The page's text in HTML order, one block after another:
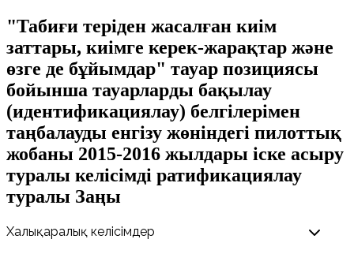
"Табиғи теріден жасалған киім
заттары, киімге керек-жарақтар және
өзге де бұйымдар" тауар позициясы
бойынша тауарларды бақылау
(идентификациялау) белгілерімен
таңбалауды енгізу жөніндегі пилоттық
жобаны 2015-2016 жылдары іске асыру
туралы келісімді ратификациялау
туралы Заңы